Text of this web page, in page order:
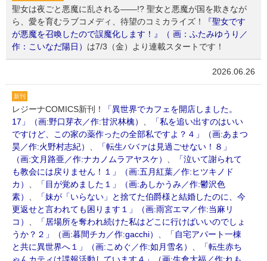
聖女は夜ごと悪魔に乱される――!? 聖女と悪魔が国を欺きなが
ら、愛を育むラブコメディ、待望のコミカライズ！
『聖女です
が悪魔を召喚したので誤魔化します！』（ 画：ふたみゆうり／
作：こいなだ陽日） は7/3（金）より連載スタートです！
2026.06.26
新刊
レジーナCOMICS新刊！
「異世界でカフェを開店しました。
17」（画:野口芽衣／作:甘沢林檎）
「私を追い出すのはいい
ですけど、この家の薬作ったの全部私ですよ？４」（画:あまつ
昊／作:火野村志紀）
「転生ババァは見過ごせない！８」
（画:文月路亜／作:ナカノムラアヤスケ）
「泣いて謝られて
も教会には戻りません！１」（画:五月紅葉／作:ヒツキノド
カ）
「目が覚めました１」（画:あしかうみ／作:鬱沢色
素）
「妹が「いらない」と捨てた伯爵様と結婚したのに、今
更返せと言われても困ります１」（画:雨宮エマ／作:当麻リ
コ）
「居場所を奪われ続けた私はどこに行けばいいのでしょ
うか？２」（画:暮間チカ／作:gacchi）
「自宅アパート一棟
と共に異世界へ１」（画:こめぐ／作:如月雪名）
「転生赤ち
ゃんカティは諜報活動しています４」（画:生倉大福／作:れも